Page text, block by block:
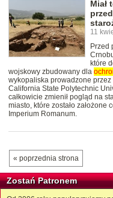
Miał
11
Przed
które
wojskowy zbudowany dla
wykopaliska prowadzone
California State Polytechnic
całkowicie zmienił pogląd na
miasto, które zostało
Imperium Romanum.
« poprzednia strona
Zostań Patronem